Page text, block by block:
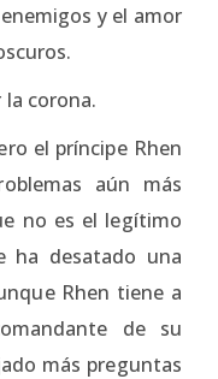
y el amor
corona.
el príncipe Rhen
aún más
no es el legítimo
ha desatado una
Rhen tiene a
de su
más preguntas